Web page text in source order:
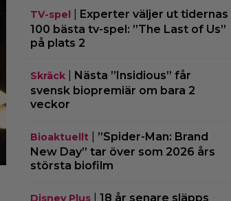
TV-spel
Experter väljer ut tidernas
100 bästa tv-spel: ”The Last of Us”
på plats 2
Skräck| Nästa ”Insidious” får
svensk biopremiär om bara 2
veckor
Bioaktuellt
”Spider-Man: Brand
New Day” tar över som 2026 års
största biofilm
Disney Plus| 18 år senare släpps